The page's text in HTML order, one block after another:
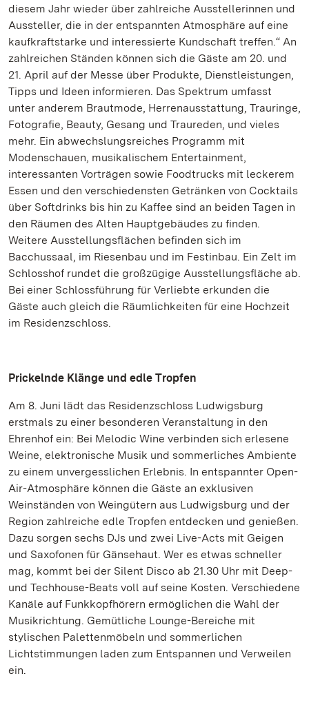
diesem Jahr wieder über zahlreiche Ausstellerinnen und
Aussteller, die in der entspannten Atmosphäre auf eine
kaufkraftstarke und interessierte Kundschaft treffen.“ An
zahlreichen Ständen können sich die Gäste am 20. und
21. April auf der Messe über Produkte, Dienstleistungen,
Tipps und Ideen informieren. Das Spektrum umfasst
unter anderem Brautmode, Herrenausstattung, Trauringe,
Fotografie, Beauty, Gesang und Traureden, und vieles
mehr. Ein abwechslungsreiches Programm mit
Modenschauen, musikalischem Entertainment,
interessanten Vorträgen sowie Foodtrucks mit leckerem
Essen und den verschiedensten Getränken von Cocktails
über Softdrinks bis hin zu Kaffee sind an beiden Tagen in
den Räumen des Alten Hauptgebäudes zu finden.
Weitere Ausstellungsflächen befinden sich im
Bacchussaal, im Riesenbau und im Festinbau. Ein Zelt im
Schlosshof rundet die großzügige Ausstellungsfläche ab.
Bei einer Schlossführung für Verliebte erkunden die
Gäste auch gleich die Räumlichkeiten für eine Hochzeit
im Residenzschloss.
Prickelnde Klänge und edle Tropfen
Am 8. Juni lädt das Residenzschloss Ludwigsburg
erstmals zu einer besonderen Veranstaltung in den
Ehrenhof ein: Bei Melodic Wine verbinden sich erlesene
Weine, elektronische Musik und sommerliches Ambiente
zu einem unvergesslichen Erlebnis. In entspannter Open-
Air-Atmosphäre können die Gäste an exklusiven
Weinständen von Weingütern aus Ludwigsburg und der
Region zahlreiche edle Tropfen entdecken und genießen.
Dazu sorgen sechs DJs und zwei Live-Acts mit Geigen
und Saxofonen für Gänsehaut. Wer es etwas schneller
mag, kommt bei der Silent Disco ab 21.30 Uhr mit Deep-
und Techhouse-Beats voll auf seine Kosten. Verschiedene
Kanäle auf Funkkopfhörern ermöglichen die Wahl der
Musikrichtung. Gemütliche Lounge-Bereiche mit
stylischen Palettenmöbeln und sommerlichen
Lichtstimmungen laden zum Entspannen und Verweilen
ein.